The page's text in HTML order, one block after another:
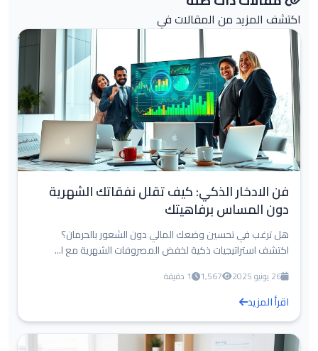
اكتشف المزيد من المقالات في
فن الادخار الذكي: كيف تقلل نفقاتك الشهرية
دون المساس برفاهيتك
هل ترغب في تحسين وضعك المالي دون الشعور بالحرمان؟
اكتشف استراتيجيات ذكية لخفض المصروفات الشهرية مع ا...
26 يونيو 2025 1,567 1 دقيقة
اقرأ المزيد